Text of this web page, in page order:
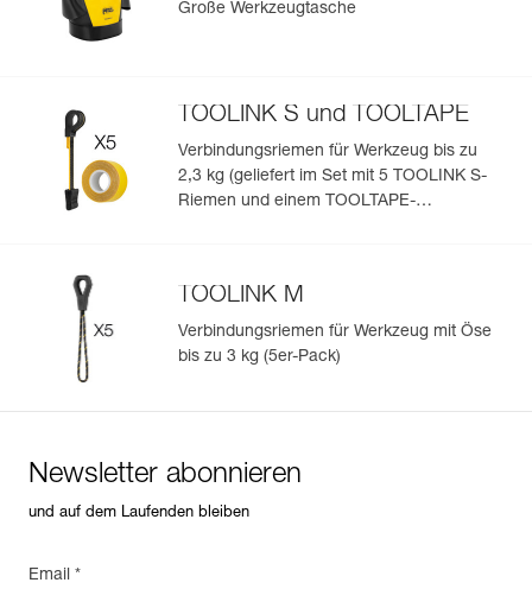
Große Werkzeugtasche
TOOLINK S und TOOLTAPE
Verbindungsriemen für Werkzeug bis zu
2,3 kg (geliefert im Set mit 5 TOOLINK S-
Riemen und einem TOOLTAPE-
TOOLINK M
Verbindungsriemen für Werkzeug mit Öse
bis zu 3 kg (5er-Pack)
Newsletter abonnieren
und auf dem Laufenden bleiben
Email *